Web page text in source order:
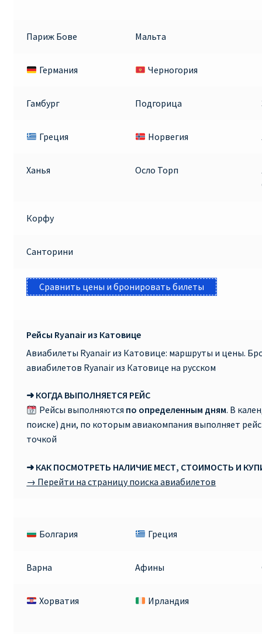
Париж Бове Мальта
Германия Черногория
Гамбург Подгорица
Греция Норвегия
Ханья Осло Торп
Корфу
Санторини
Сравнить цены и бронировать билеты
Рейсы Ryanair из Катовице
Авиабилеты Ryanair из Катовице: маршруты и цены.
авиабилетов Ryanair из Катовице на русском
➜ КОГДА ВЫПОЛНЯЕТСЯ РЕЙС
Рейсы выполняются по определенным дням. В
поиске) дни, по которым авиакомпания выполняет
точкой
➜ КАК ПОСМОТРЕТЬ НАЛИЧИЕ МЕСТ, СТОИМОСТЬ И
→ Перейти на страницу поиска авиабилетов
Болгария Греция
Варна Афины
Хорватия
Ирландия